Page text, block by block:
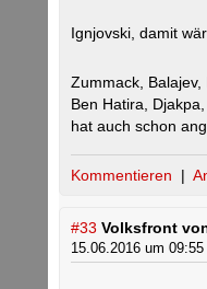
Ignjovski, damit
Zummack, Balajev,
Ben Hatira,
hat auch schon
Kommentieren |
#33 Volksfront
15.06.2016 um 09:55